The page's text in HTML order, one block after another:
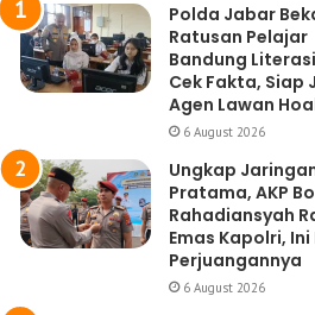
Polda Jabar
Ratusan Pelajar
Bandung
Cek Fakta, Siap
Agen Lawan
6 August 2026
Ungkap
Pratama, AKP
Rahadiansyah
Emas Kapolri, Ini
Perjuangannya
6 August 2026